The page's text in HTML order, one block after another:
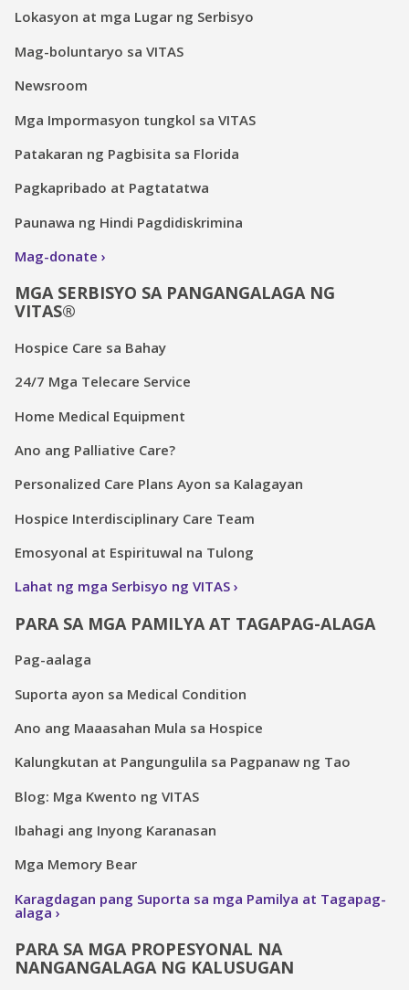
Lokasyon at mga Lugar ng Serbisyo
Mag-boluntaryo sa VITAS
Newsroom
Mga Impormasyon tungkol sa VITAS
Patakaran ng Pagbisita sa Florida
Pagkapribado at Pagtatatwa
Paunawa ng Hindi Pagdidiskrimina
Mag-donate
MGA SERBISYO SA PANGANGALAGA NG
VITAS®
Hospice Care sa Bahay
24/7 Mga Telecare Service
Home Medical Equipment
Ano ang Palliative Care?
Personalized Care Plans Ayon sa Kalagayan
Hospice Interdisciplinary Care Team
Emosyonal at Espirituwal na Tulong
Lahat ng mga Serbisyo ng VITAS
PARA SA MGA PAMILYA AT TAGAPAG-ALAGA
Pag-aalaga
Suporta ayon sa Medical Condition
Ano ang Maaasahan Mula sa Hospice
Kalungkutan at Pangungulila sa Pagpanaw ng Tao
Blog: Mga Kwento ng VITAS
Ibahagi ang Inyong Karanasan
Mga Memory Bear
Karagdagan pang Suporta sa mga Pamilya at Tagapag-
alaga
PARA SA MGA PROPESYONAL NA
NANGANGALAGA NG KALUSUGAN